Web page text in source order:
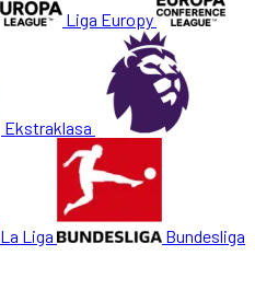
Liga Europy
Ekstraklasa
La Liga Bundesliga